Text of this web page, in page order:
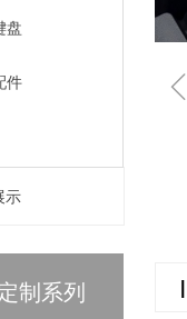
ꁆ
盘
件
制系列
示